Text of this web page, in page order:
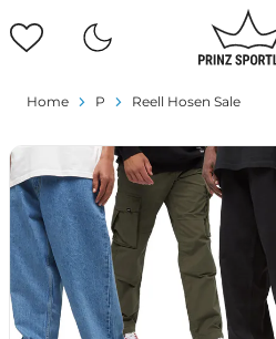
Home P Reell Hosen Sale